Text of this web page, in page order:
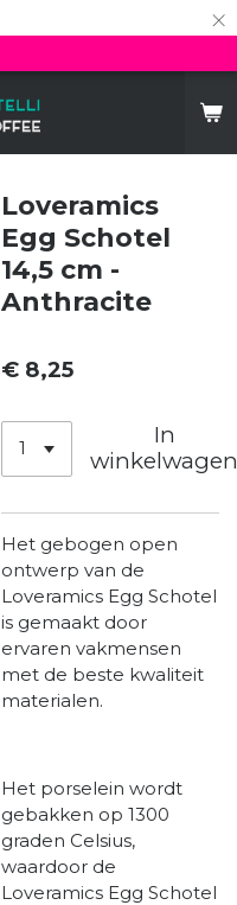
×
Loveramics
Egg Schotel
14,5 cm -
Anthracite
€ 8,25
In
Het gebogen open
ontwerp van de
Loveramics Egg Schotel
is gemaakt door
ervaren vakmensen
met de beste kwaliteit
materialen.
Het porselein wordt
gebakken op 1300
graden Celsius,
waardoor de
Loveramics Egg Schotel